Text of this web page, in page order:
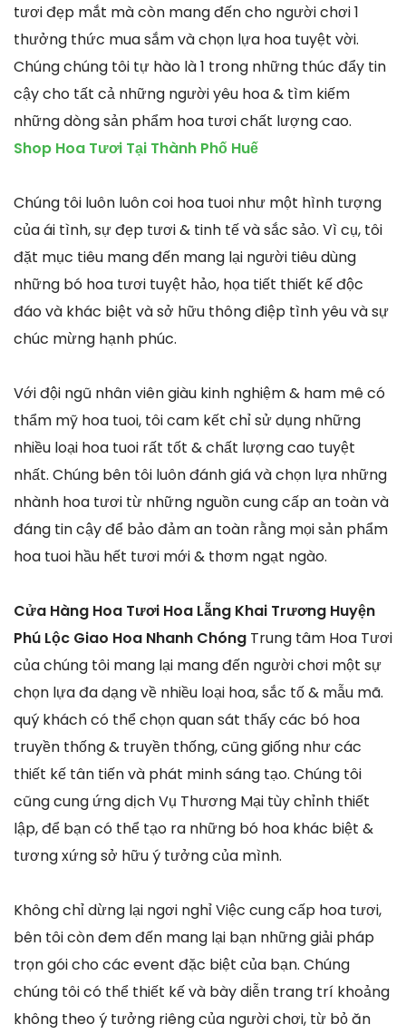
tươi đẹp mắt mà còn mang đến cho người chơi 1
thưởng thức mua sắm và chọn lựa hoa tuyệt vời.
Chúng chúng tôi tự hào là 1 trong những thúc đẩy tin
cậy cho tất cả những người yêu hoa & tìm kiếm
những dòng sản phẩm hoa tươi chất lượng cao.
Shop Hoa Tươi Tại Thành Phố Huế
Chúng tôi luôn luôn coi hoa tuoi như một hình tượng
của ái tình, sự đẹp tươi & tinh tế và sắc sảo. Vì cụ, tôi
đặt mục tiêu mang đến mang lại người tiêu dùng
những bó hoa tươi tuyệt hảo, họa tiết thiết kế độc
đáo và khác biệt và sở hữu thông điệp tình yêu và sự
chúc mừng hạnh phúc.
Với đội ngũ nhân viên giàu kinh nghiệm & ham mê có
thẩm mỹ hoa tuoi, tôi cam kết chỉ sử dụng những
nhiều loại hoa tuoi rất tốt & chất lượng cao tuyệt
nhất. Chúng bên tôi luôn đánh giá và chọn lựa những
nhành hoa tươi từ những nguồn cung cấp an toàn và
đáng tin cậy để bảo đảm an toàn rằng mọi sản phẩm
hoa tuoi hầu hết tươi mới & thơm ngạt ngào.
Cửa Hàng Hoa Tươi Hoa Lẵng Khai Trương Huyện
Phú Lộc Giao Hoa Nhanh Chóng Trung tâm Hoa Tươi
của chúng tôi mang lại mang đến người chơi một sự
chọn lựa đa dạng về nhiều loại hoa, sắc tố & mẫu mã.
quý khách có thể chọn quan sát thấy các bó hoa
truyền thống & truyền thống, cũng giống như các
thiết kế tân tiến và phát minh sáng tạo. Chúng tôi
cũng cung ứng dịch Vụ Thương Mại tùy chỉnh thiết
lập, để bạn có thể tạo ra những bó hoa khác biệt &
tương xứng sở hữu ý tưởng của mình.
Không chỉ dừng lại ngơi nghỉ Việc cung cấp hoa tươi,
bên tôi còn đem đến mang lại bạn những giải pháp
trọn gói cho các event đặc biệt của bạn. Chúng
chúng tôi có thể thiết kế và bày diễn trang trí khoảng
không theo ý tưởng riêng của người chơi, từ bỏ ăn